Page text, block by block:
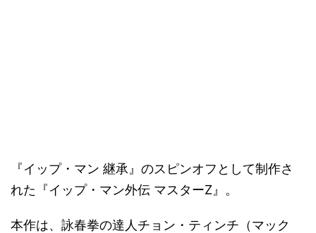
『イップ・マン 継承』のスピンオフとして制作さ
れた『イップ・マン外伝 マスターZ』。
本作は、詠春拳の達人チョン・ティンチ（マック